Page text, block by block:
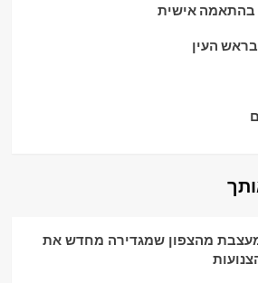
בהתאמה אישית
העין
מהצפון שמגדירה מחדש את